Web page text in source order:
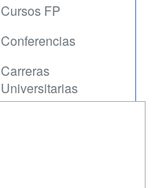
Cursos FP
Conferencias
Carreras
Universitarias